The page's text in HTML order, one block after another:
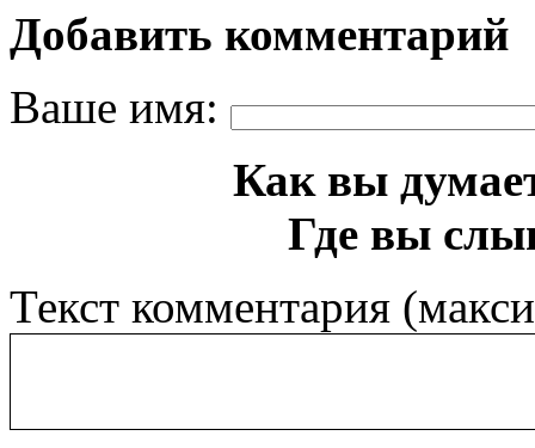
Добавить комментарий
Ваше имя:
Как вы
Где вы
Текст комментария